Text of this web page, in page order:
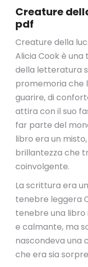
Creature
pdf
Creature della
Alicia Cook è
della letteratura
promemoria che
guarire, di
attira con il suo
far parte del
libro era un
brillantezza che
coinvolgente.
La scrittura era
tenebre leggera
tenebre una libro
e calmante, ma
nascondeva una
che era sia